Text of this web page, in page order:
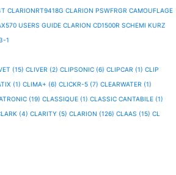
CLARIONRT9418G CLARION PSWFRGR CAMOUFLAGE
USERS GUIDE CLARION CD1500R SCHEMI KURZ
1
(15) CLIVER (2) CLIPSONIC (6) CLIPCAR (1) CLIP
(1) CLIMA+ (6) CLICKR-5 (7) CLEARWATER (1)
(19) CLASSIQUE (1) CLASSIC CANTABILE (1)
(4) CLARITY (5) CLARION (126) CLAAS (15) CL